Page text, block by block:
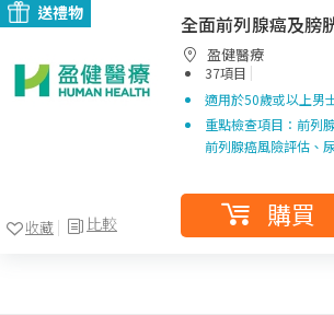
送禮物
比較
收藏
全面前列腺癌及膀
盈健醫療
37項目 |
適用於50歲或以上男
重點檢查項目：前列
前列腺癌風險評估、
購買